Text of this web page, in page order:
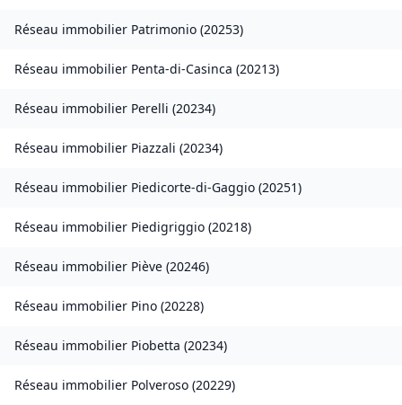
Réseau immobilier Patrimonio (20253)
Réseau immobilier Penta-di-Casinca (20213)
Réseau immobilier Perelli (20234)
Réseau immobilier Piazzali (20234)
Réseau immobilier Piedicorte-di-Gaggio (20251)
Réseau immobilier Piedigriggio (20218)
Réseau immobilier Piève (20246)
Réseau immobilier Pino (20228)
Réseau immobilier Piobetta (20234)
Réseau immobilier Polveroso (20229)